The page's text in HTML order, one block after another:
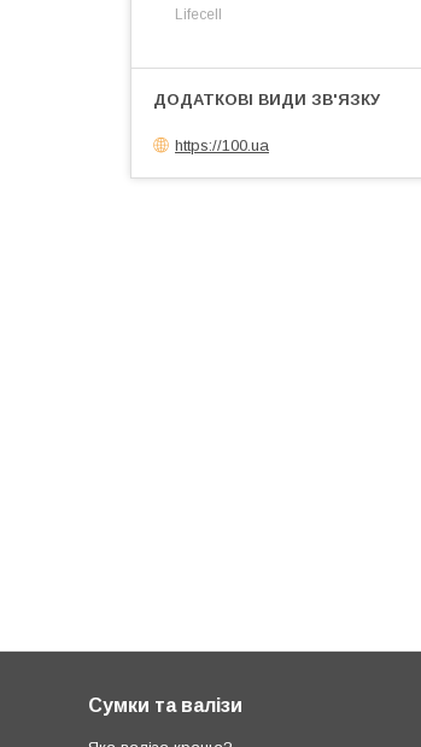
Lifecell
https://100.ua
Сумки та валізи